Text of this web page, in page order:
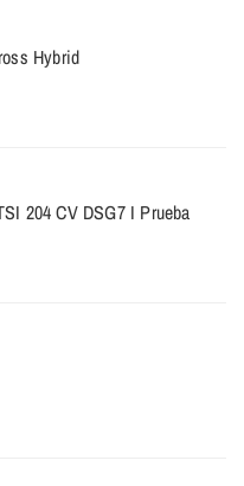
Hybrid
204 CV DSG7 I Prueba